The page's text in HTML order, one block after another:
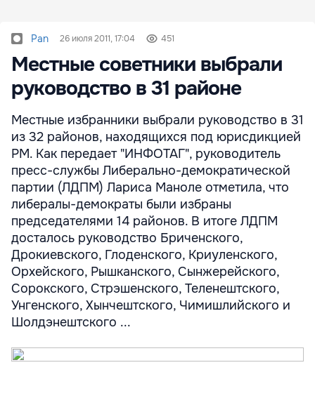
Pan 26 июля 2011, 17:04 451
Местные советники выбрали
руководство в 31 районе
Местные избранники выбрали руководство в 31
из 32 районов, находящихся под юрисдикцией
РМ. Как передает "ИНФОТАГ", руководитель
пресс-службы Либерально-демократической
партии (ЛДПМ) Лариса Маноле отметила, что
либералы-демократы были избраны
председателями 14 районов. В итоге ЛДПМ
досталось руководство Бриченского,
Дрокиевского, Глоденского, Криуленского,
Орхейского, Рышканского, Сынжерейского,
Сорокского, Стрэшенского, Теленештского,
Унгенского, Хынчештского, Чимишлийского и
Шолдэнештского ...